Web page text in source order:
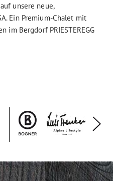
unsere neue,
Ein Premium-Chalet mit
im Bergdorf PRIESTEREGG